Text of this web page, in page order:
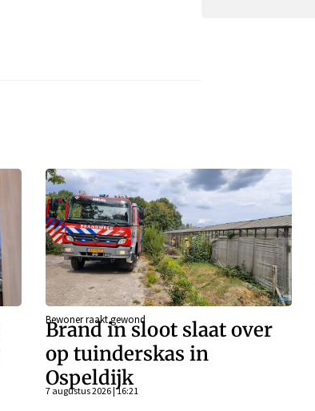
Bewoner raakt gewond
Brand in sloot slaat over
op tuinderskas in
Ospeldijk
7 augustus 2026 | 16:21